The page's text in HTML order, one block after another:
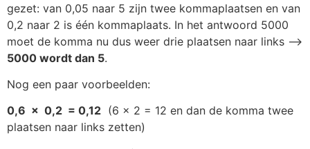
gezet: van 0,05 naar 5 zijn twee kommaplaatsen en van
0,2 naar 2 is één kommaplaats. In het antwoord 5000
moet de komma nu dus weer drie plaatsen naar links –>
5000 wordt dan 5.
Nog een paar voorbeelden:
0,6 x 0,2 = 0,12 (6 x 2 = 12 en dan de komma twee
plaatsen naar links zetten)